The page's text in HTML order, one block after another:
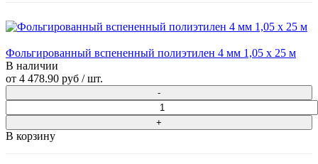
Фольгированный вспененный полиэтилен 4 мм 1,05 х 25 м
В наличии
от 4 478.90 руб / шт.
В корзину